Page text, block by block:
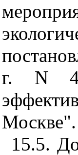
г. N
Москве".
15.5.